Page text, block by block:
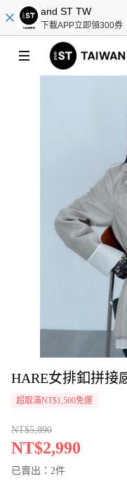
and ST TW
下載APP立即領300券
HARE女排釦拼接
超取滿NT$1,500免運
NT$5,890
NT$2,990
已賣出：2件